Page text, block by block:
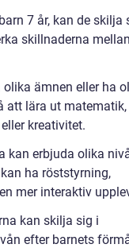
7 år, kan de skilja
skillnaderna
ämnen eller ha
att lära ut
kreativitet.
kan erbjuda olika
ha röststyrning,
mer interaktiv
kan skilja sig i
efter barnets